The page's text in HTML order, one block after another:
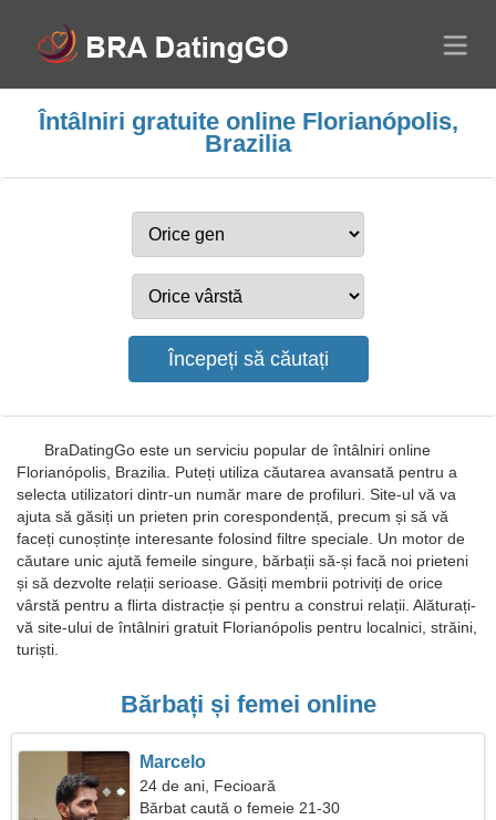
Întâlniri gratuite online Florianópolis,
Brazilia
BraDatingGo este un serviciu popular de întâlniri online
Florianópolis, Brazilia. Puteți utiliza căutarea avansată pentru a
selecta utilizatori dintr-un număr mare de profiluri. Site-ul vă va
ajuta să găsiți un prieten prin corespondență, precum și să vă
faceți cunoștințe interesante folosind filtre speciale. Un motor de
căutare unic ajută femeile singure, bărbații să-și facă noi prieteni
și să dezvolte relații serioase. Găsiți membrii potriviți de orice
vârstă pentru a flirta distracție și pentru a construi relații. Alăturați-
vă site-ului de întâlniri gratuit Florianópolis pentru localnici, străini,
turiști.
Bărbați și femei online
Marcelo
24 de ani, Fecioară
Bărbat caută o femeie 21-30